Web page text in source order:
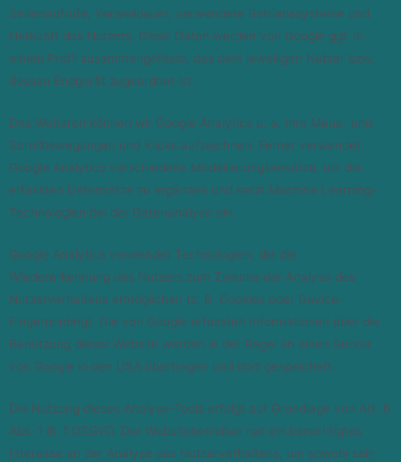
Seitenaufrufe, Verweildauer, verwendete Betriebssysteme und
Herkunft des Nutzers. Diese Daten werden von Google ggf. in
einem Profil zusammengefasst, das dem jeweiligen Nutzer bzw.
dessen Endgerät zugeordnet ist.
Des Weiteren können wir Google Analytics u. a. Ihre Maus- und
Scrollbewegungen und Klicks aufzeichnen. Ferner verwendet
Google Analytics verschiedene Modellierungsansätze, um die
erfassten Datensätze zu ergänzen und setzt Machine Learning-
Technologien bei der Datenanalyse ein.
Google Analytics verwendet Technologien, die die
Wiedererkennung des Nutzers zum Zwecke der Analyse des
Nutzerverhaltens ermöglichen (z. B. Cookies oder Device-
Fingerprinting). Die von Google erfassten Informationen über die
Benutzung dieser Website werden in der Regel an einen Server
von Google in den USA übertragen und dort gespeichert.
Die Nutzung dieses Analyse-Tools erfolgt auf Grundlage von Art. 6
Abs. 1 lit. f DSGVO. Der Websitebetreiber hat ein berechtigtes
Interesse an der Analyse des Nutzerverhaltens, um sowohl sein